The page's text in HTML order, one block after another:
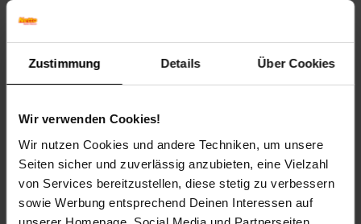
Zustimmung Details Über Cookies
Wir verwenden Cookies!
Wir nutzen Cookies und andere Techniken, um unsere
Seiten sicher und zuverlässig anzubieten, eine Vielzahl
von Services bereitzustellen, diese stetig zu verbessern
sowie Werbung entsprechend Deinen Interessen auf
Winterfarbe: Verblasst, bleibt halbschattig
Blattform: Eiförmig
Standortempfehlung: Halbschattig, feucht
Lichtbedarf: Halbschattig-Schattig
Wasserbedarf: Hoch
Rückschnitt: Rückschnitt im Frühjahr
Schnittverträglichkeit: Gut
Bodenansprüche: nährstoffreich und feucht